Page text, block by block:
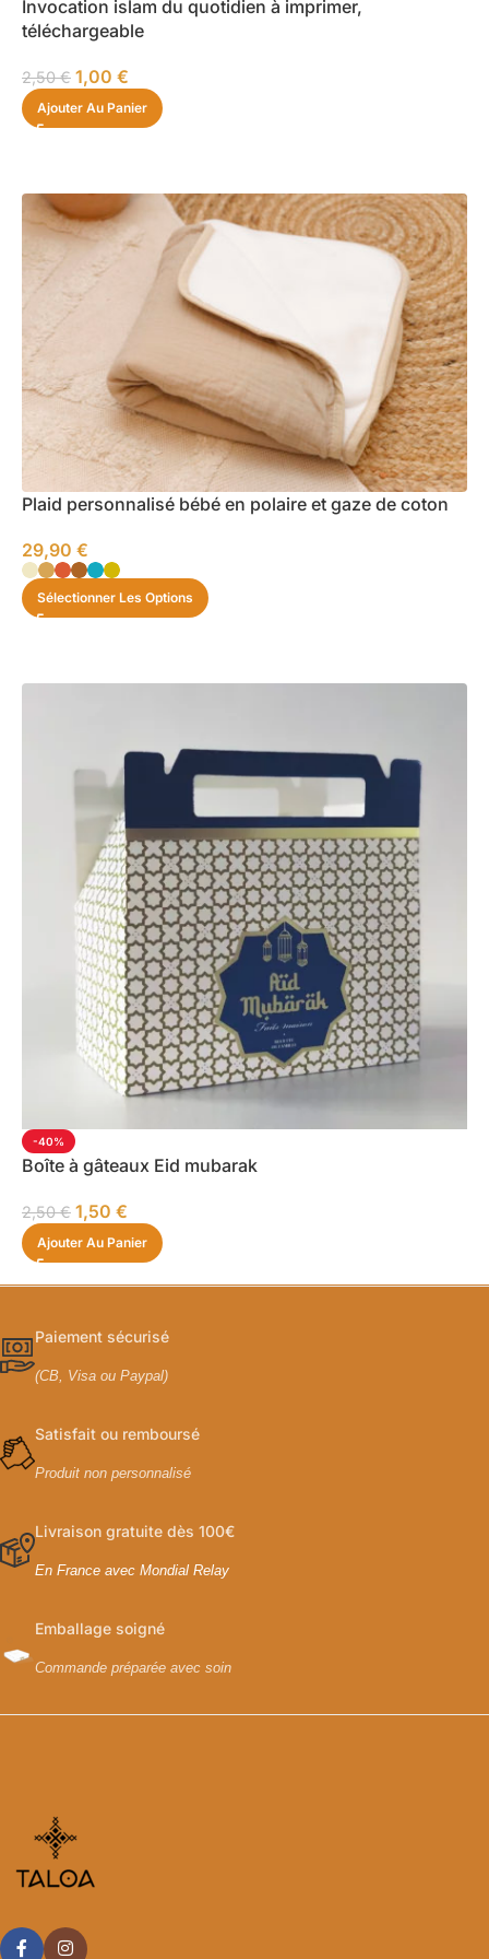
Invocation islam du quotidien à imprimer,
téléchargeable
2,50€ 1,00 €
Ajouter Au Panier
Plaid personnalisé bébé en polaire et gaze de coton
29,90 €
Sélectionner Les Options
-40%
Boîte à gâteaux Eid mubarak
2,50€ 1,50 €
Ajouter Au Panier
Paiement sécurisé
(CB, Visa ou Paypal)
Satisfait ou remboursé
Produit non personnalisé
Livraison gratuite dès 100€
En France avec Mondial Relay
Emballage soigné
Commande préparée avec soin